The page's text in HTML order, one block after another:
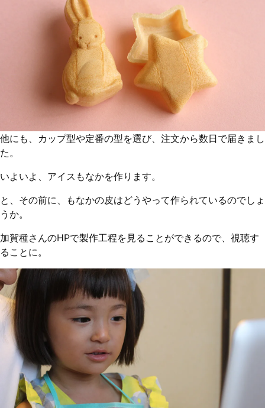
他にも、カップ型や定番の型を選び、注文から数日で届きまし
た。
いよいよ、アイスもなかを作ります。
と、その前に、もなかの皮はどうやって作られているのでしょ
うか。
加賀種さんのHPで製作工程を見ることができるので、視聴す
ることに。